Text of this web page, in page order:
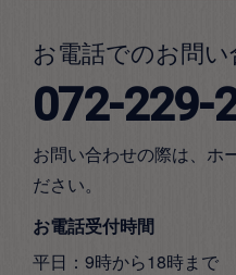
お電話でのお問い
072-229-
お問い合わせの際は、ホ
ださい。
お電話受付時間
平日：9時から18時まで